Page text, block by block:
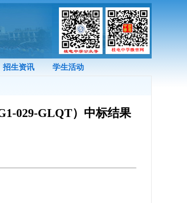
招生资讯 学生活动
029-GLQT）中标结果